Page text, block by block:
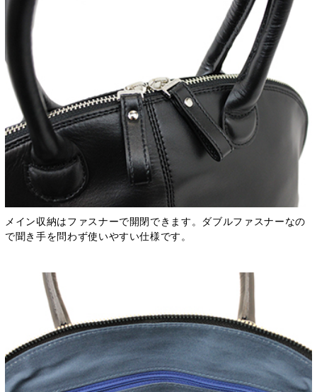
メイン収納はファスナーで開閉できます。ダブルファスナーなの
で聞き手を問わず使いやすい仕様です。